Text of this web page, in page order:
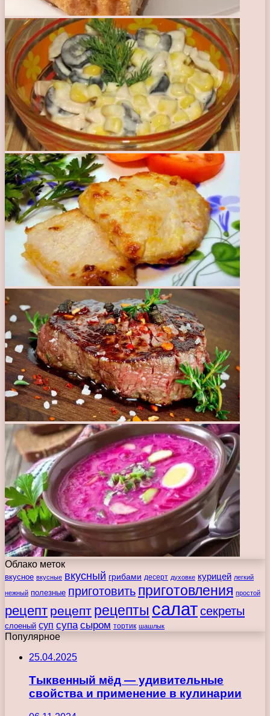
Облако меток
вкусное вкусные вкусный грибами десерт духовке курицей легкий
нежный полезные приготовить приготовления простой
рецепт рецепт рецепты салатсекреты
слоеный суп супа сыром тортик шашлык
Популярное
25.04.2025
Тыквенный мёд — удивительные
свойства и применение в кулинарии